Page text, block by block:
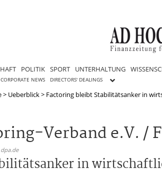
POLITIK SPORT UNTERHALTUNG
CORPORATE NEWS DIRECTORS' DEALINGS
> Ueberblick> Factoring bleibt Stabilitätsanker in
Verband e.V.
in